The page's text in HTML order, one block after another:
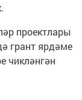
проектлары
грант ярдәме
чикләнгән